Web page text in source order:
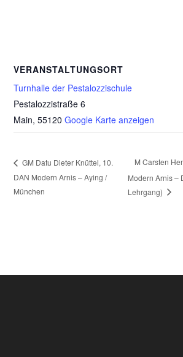
VERANSTALTUNGSORT
Turnhalle der Pestalozzischule
Pestalozzistraße 6
Main, 55120 Google Karte anzeigen
GM Datu Dieter Knüttel, 10.
DAN Modern Arnis – Aying /
München
M Carsten
Modern Arnis –
Lehrgang)